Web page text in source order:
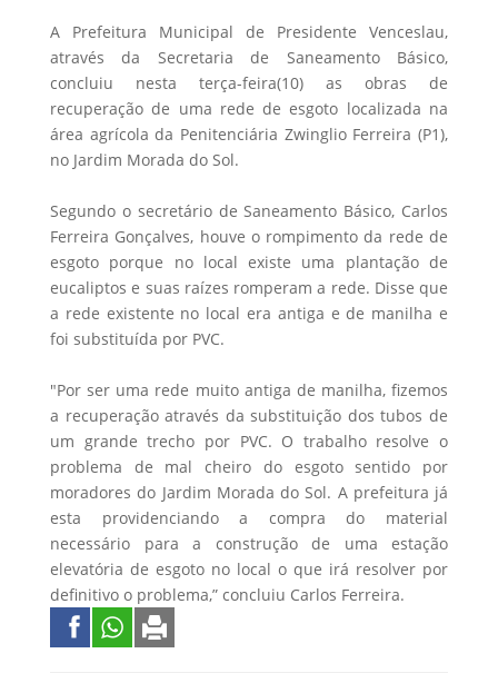
A Prefeitura Municipal de Presidente Venceslau,
através da Secretaria de Saneamento Básico,
concluiu nesta terça-feira(10) as obras de
recuperação de uma rede de esgoto localizada na
área agrícola da Penitenciária Zwinglio Ferreira (P1),
no Jardim Morada do Sol.
Segundo o secretário de Saneamento Básico, Carlos
Ferreira Gonçalves, houve o rompimento da rede de
esgoto porque no local existe uma plantação de
eucaliptos e suas raízes romperam a rede. Disse que
a rede existente no local era antiga e de manilha e
foi substituída por PVC.
"Por ser uma rede muito antiga de manilha, fizemos
a recuperação através da substituição dos tubos de
um grande trecho por PVC. O trabalho resolve o
problema de mal cheiro do esgoto sentido por
moradores do Jardim Morada do Sol. A prefeitura já
esta providenciando a compra do material
necessário para a construção de uma estação
elevatória de esgoto no local o que irá resolver por
definitivo o problema,” concluiu Carlos Ferreira.